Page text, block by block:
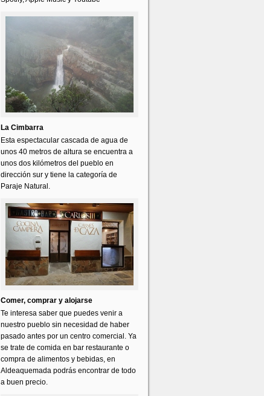
La Cimbarra
Esta espectacular cascada de agua de
unos 40 metros de altura se encuentra a
unos dos kilómetros del pueblo en
dirección sur y tiene la categoría de
Paraje Natural.
Comer, comprar y alojarse
Te interesa saber que puedes venir a
nuestro pueblo sin necesidad de haber
pasado antes por un centro comercial. Ya
se trate de comida en bar restaurante o
compra de alimentos y bebidas, en
Aldeaquemada podrás encontrar de todo
a buen precio.